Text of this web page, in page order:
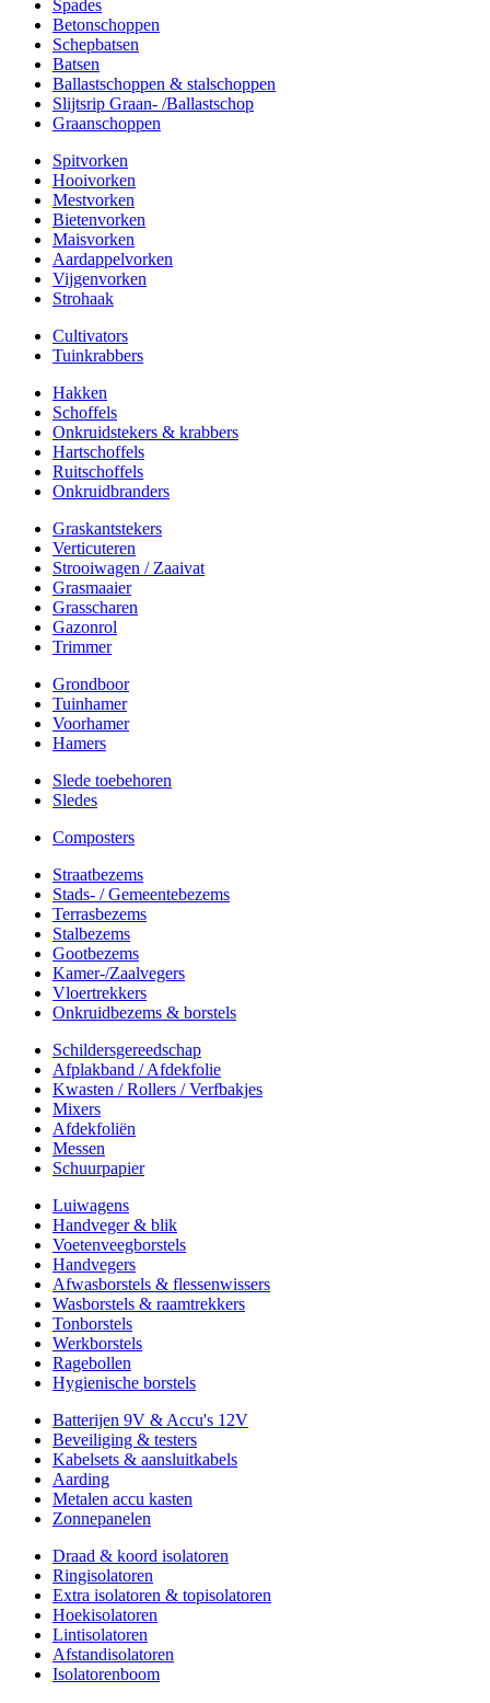
Spades
Betonschoppen
Schepbatsen
Batsen
Ballastschoppen & stalschoppen
Slijtsrip Graan- /Ballastschop
Graanschoppen
Spitvorken
Hooivorken
Mestvorken
Bietenvorken
Maisvorken
Aardappelvorken
Vijgenvorken
Strohaak
Cultivators
Tuinkrabbers
Hakken
Schoffels
Onkruidstekers & krabbers
Hartschoffels
Ruitschoffels
Onkruidbranders
Graskantstekers
Verticuteren
Strooiwagen / Zaaivat
Grasmaaier
Grasscharen
Gazonrol
Trimmer
Grondboor
Tuinhamer
Voorhamer
Hamers
Slede toebehoren
Sledes
Composters
Straatbezems
Stads- / Gemeentebezems
Terrasbezems
Stalbezems
Gootbezems
Kamer-/Zaalvegers
Vloertrekkers
Onkruidbezems & borstels
Schildersgereedschap
Afplakband / Afdekfolie
Kwasten / Rollers / Verfbakjes
Mixers
Afdekfoliën
Messen
Schuurpapier
Luiwagens
Handveger & blik
Voetenveegborstels
Handvegers
Afwasborstels & flessenwissers
Wasborstels & raamtrekkers
Tonborstels
Werkborstels
Ragebollen
Hygienische borstels
Batterijen 9V & Accu's 12V
Beveiliging & testers
Kabelsets & aansluitkabels
Aarding
Metalen accu kasten
Zonnepanelen
Draad & koord isolatoren
Ringisolatoren
Extra isolatoren & topisolatoren
Hoekisolatoren
Lintisolatoren
Afstandisolatoren
Isolatorenboom